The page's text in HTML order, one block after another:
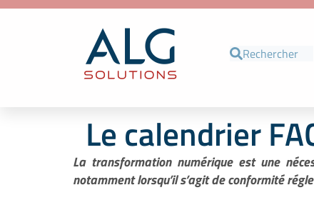
Le calendrier
La transformation numérique est une
notamment lorsqu’il s’agit de conformité